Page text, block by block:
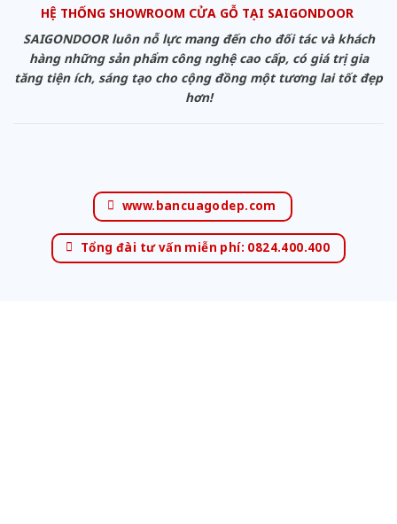
HỆ THỐNG SHOWROOM CỬA GỖ TẠI SAIGONDOOR
SAIGONDOOR luôn nỗ lực mang đến cho đối tác và khách
hàng những sản phẩm công nghệ cao cấp, có giá trị gia
tăng tiện ích, sáng tạo cho cộng đồng một tương lai tốt đẹp
hơn!
www.bancuagodep.com
Tổng đài tư vấn miễn phí: 0824.400.400